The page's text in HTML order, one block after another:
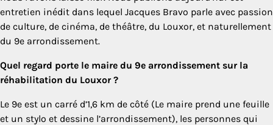
entretien inédit dans lequel Jacques Bravo parle avec passion
de culture, de cinéma, de théâtre, du Louxor, et naturellement
du 9e arrondissement.
Quel regard porte le maire du 9e arrondissement sur la
réhabilitation du Louxor ?
Le 9e est un carré d’1,6 km de côté (Le maire prend une feuille
et un stylo et dessine l’arrondissement), les personnes qui